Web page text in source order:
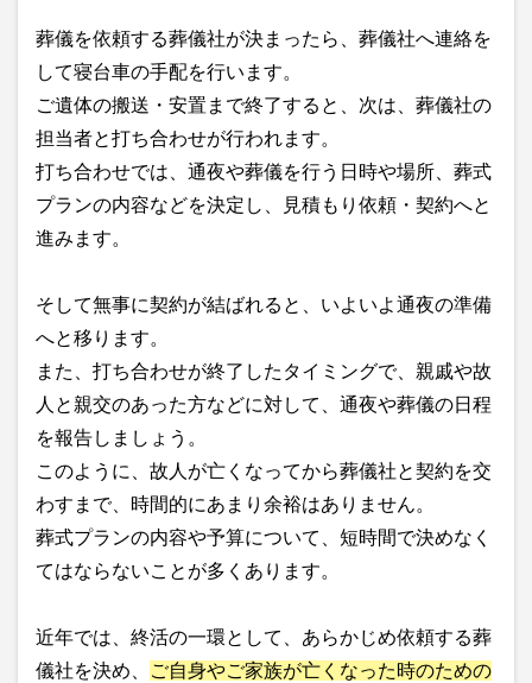
葬儀を依頼する葬儀社が決まったら、葬儀社へ連絡を
して寝台車の手配を行います。
ご遺体の搬送・安置まで終了すると、次は、葬儀社の
担当者と打ち合わせが行われます。
打ち合わせでは、通夜や葬儀を行う日時や場所、葬式
プランの内容などを決定し、見積もり依頼・契約へと
進みます。
そして無事に契約が結ばれると、いよいよ通夜の準備
へと移ります。
また、打ち合わせが終了したタイミングで、親戚や故
人と親交のあった方などに対して、通夜や葬儀の日程
を報告しましょう。
このように、故人が亡くなってから葬儀社と契約を交
わすまで、時間的にあまり余裕はありません。
葬式プランの内容や予算について、短時間で決めなく
てはならないことが多くあります。
近年では、終活の一環として、あらかじめ依頼する葬
儀社を決め、
ご自身やご家族が亡くなった時のための